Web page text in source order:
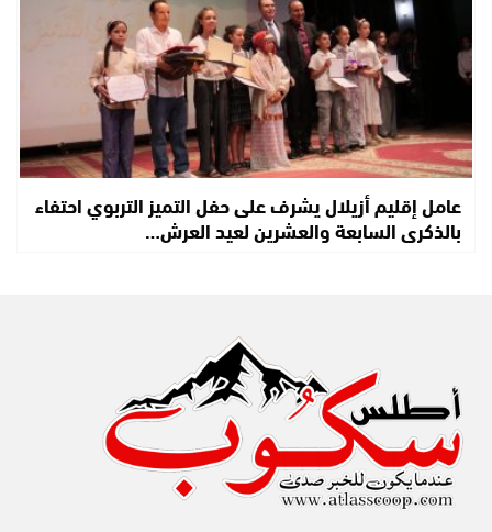
عامل إقليم أزيلال يشرف على حفل التميز التربوي احتفاء
بالذكرى السابعة والعشرين لعيد العرش…